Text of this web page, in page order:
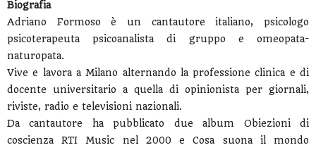
Biografia
Adriano Formoso è un cantautore italiano, psicologo
psicoterapeuta psicoanalista di gruppo e omeopata-
naturopata.
Vive e lavora a Milano alternando la professione clinica e di
docente universitario a quella di opinionista per giornali,
riviste, radio e televisioni nazionali.
Da cantautore ha pubblicato due album Obiezioni di
coscienza RTI Music nel 2000 e Cosa suona il mondo